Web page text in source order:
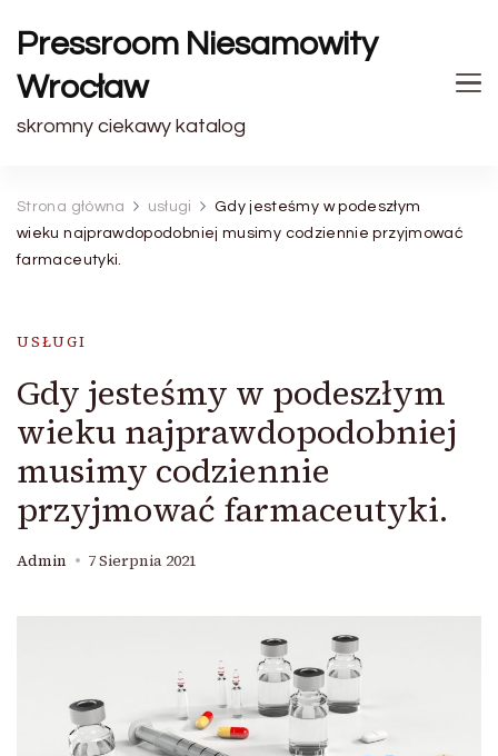
Pressroom Niesamowity
Wrocław
skromny ciekawy katalog
Strona główna usługi
Gdy jesteśmy w podeszłym
wieku najprawdopodobniej musimy codziennie przyjmować
farmaceutyki.
USŁUGI
Gdy jesteśmy w podeszłym
wieku najprawdopodobniej
musimy codziennie
przyjmować farmaceutyki.
Admin 7 Sierpnia 2021